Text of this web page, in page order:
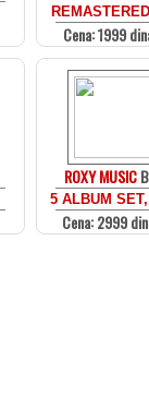
Cena: 1999
ROXY MUSIC
5 ALBUM
Cena: 2999